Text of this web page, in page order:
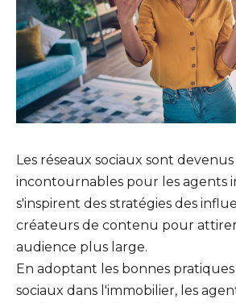
Les réseaux sociaux sont
incontournables pour les agents
s'inspirent des stratégies des
créateurs de contenu pour
audience plus large.
En adoptant les bonnes
sociaux dans l'immobilier, les